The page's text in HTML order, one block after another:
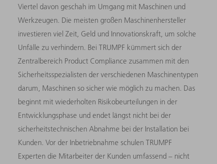
Viertel davon geschah im Umgang mit Maschinen und
Werkzeugen. Die meisten großen Maschinenhersteller
investieren viel Zeit, Geld und Innovationskraft, um solche
Unfälle zu verhindern. Bei TRUMPF kümmert sich der
Zentralbereich Product Compliance zusammen mit den
Sicherheitsspezialisten der verschiedenen Maschinentypen
darum, Maschinen so sicher wie möglich zu machen. Das
beginnt mit wiederholten Risikobeurteilungen in der
Entwicklungsphase und endet längst nicht bei der
sicherheitstechnischen Abnahme bei der Installation bei
Kunden. Vor der Inbetriebnahme schulen TRUMPF
Experten die Mitarbeiter der Kunden umfassend – nicht